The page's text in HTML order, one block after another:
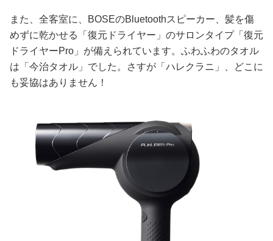
また、全客室に、BOSEのBluetoothスピーカー、髪を傷
めずに乾かせる「復元ドライヤー」のサロンタイプ「復元
ドライヤーPro」が備えられています。ふわふわのタオル
は「今治タオル」でした。さすが「ハレクラニ」、どこに
も妥協はありません！